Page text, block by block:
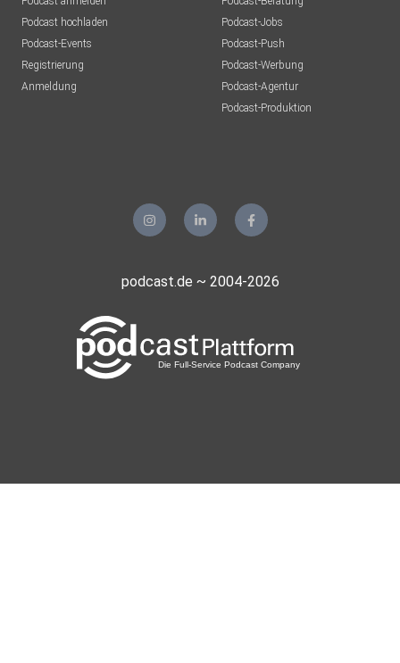
Podcast hochladen
Podcast-Events
Registrierung
Anmeldung
Podcast-Jobs
Podcast-Push
Podcast-Werbung
Podcast-Agentur
Podcast-Produktion
podcast.de ~ 2004-2026